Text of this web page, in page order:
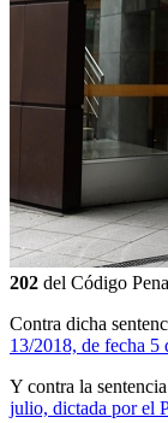
202 del Código
Contra dicha
13/2018, de fecha
Y contra la
julio, dictada por el